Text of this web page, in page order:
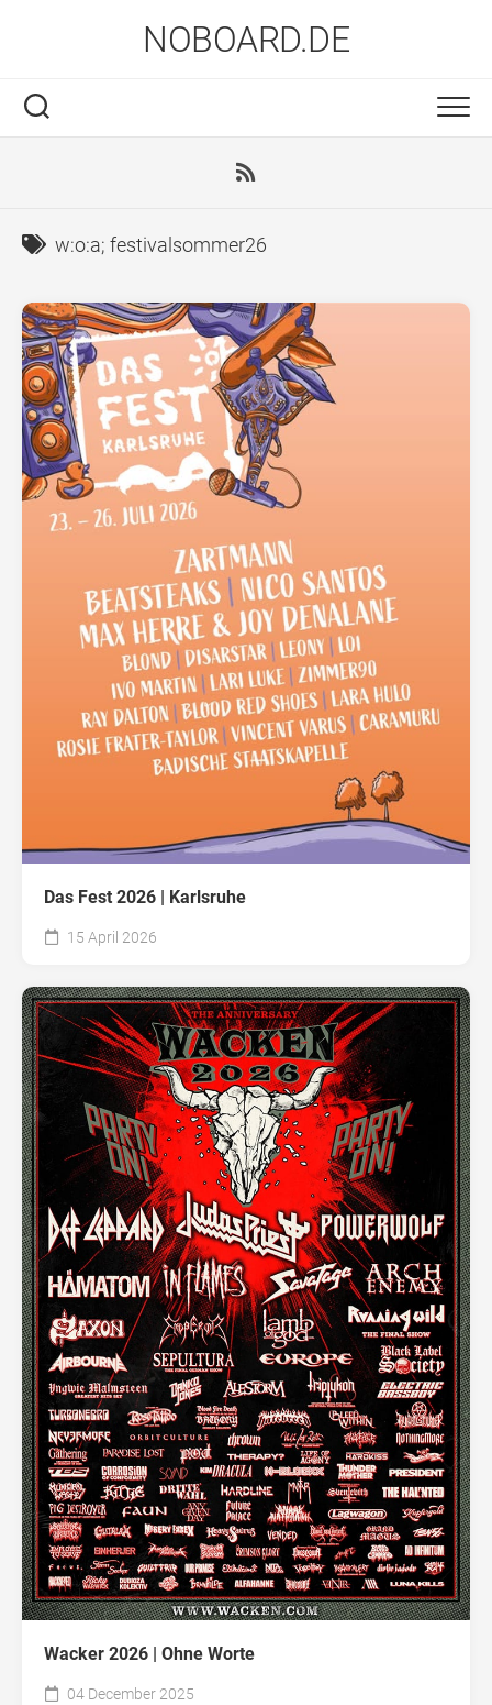
NOBOARD.DE
w:o:a; festivalsommer26
Das Fest 2026 | Karlsruhe
15 April 2026
Wacker 2026 | Ohne Worte
04 December 2025